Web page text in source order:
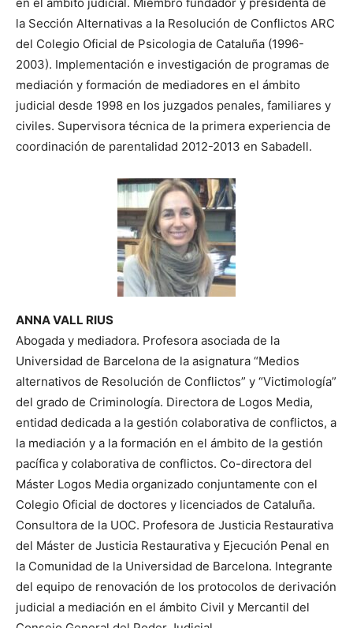
en el ámbito judicial. Miembro fundador y presidenta de
la Sección Alternativas a la Resolución de Conflictos ARC
del Colegio Oficial de Psicologia de Cataluña (1996-
2003). Implementación e investigación de programas de
mediación y formación de mediadores en el ámbito
judicial desde 1998 en los juzgados penales, familiares y
civiles. Supervisora técnica de la primera experiencia de
coordinación de parentalidad 2012-2013 en Sabadell.
ANNA VALL RIUS
Abogada y mediadora. Profesora asociada de la
Universidad de Barcelona de la asignatura “Medios
alternativos de Resolución de Conflictos” y “Victimología”
del grado de Criminología. Directora de Logos Media,
entidad dedicada a la gestión colaborativa de conflictos, a
la mediación y a la formación en el ámbito de la gestión
pacífica y colaborativa de conflictos. Co-directora del
Máster Logos Media organizado conjuntamente con el
Colegio Oficial de doctores y licenciados de Cataluña.
Consultora de la UOC. Profesora de Justicia Restaurativa
del Máster de Justicia Restaurativa y Ejecución Penal en
la Comunidad de la Universidad de Barcelona. Integrante
del equipo de renovación de los protocolos de derivación
judicial a mediación en el ámbito Civil y Mercantil del